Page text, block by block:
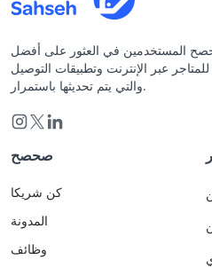
المستخدمين في العثور على أفضل
عبر الإنترنت وتطبيقات التوصيل
والتي يتم تحديثها باستمرار.
صحصح
كن شريكا
المدونة
وظائف